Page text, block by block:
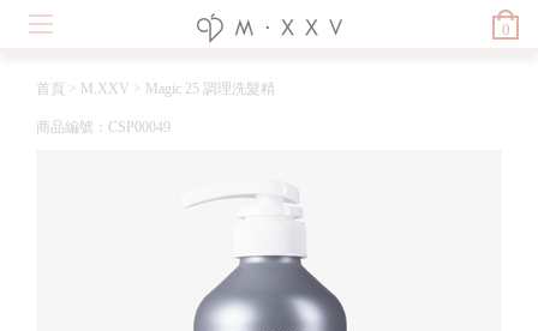
0
首頁 > M.XXV > Magic 25 調理洗髮精
商品編號：CSP00049